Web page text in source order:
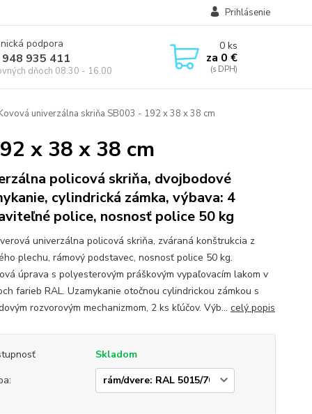
Prihlásenie
podpora
935 411
dňoch 08.30 - 16.00
0ks
za 0 €
univerzálna skriňa SB003 - 192 x 38 x 38 cm
x 38 x 38 cm
policová skriňa, dvojbodové
cylindrická zámka, výbava: 4
police, nosnosť police 50 kg
univerzálna policová skriňa, zváraná konštrukcia z
plechu, rámový podstavec, nosnosť police 50 kg.
úprava s polyesterovým práškovým vypaľovacím lakom v
farieb RAL. Uzamykanie otočnou cylindrickou zámkou s
rozvorovým mechanizmom, 2 ks kľúčov. Výb... celý popis
Skladom